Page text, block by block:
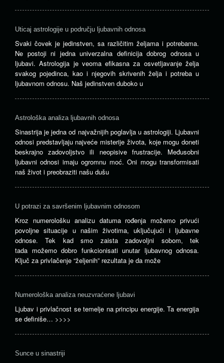
Uticaj astrologije u području ljubavnih odnosa
Svaki čovek je jedinstven, sa različitim željama i potrebama.
Ne postoji ni jedna univerzalna definicija dobrog odnosa u
ljubavi. Astrologija je veoma efikasna za osvetljavanje želja
svakog pojedinca, kao i njegovih skrivenih želja i potreba u
ljubavnom odnosu. Naš jedinstven duboko u
Astrološka analiza ljubavnih odnosa
Sinastrija je jedna od najvažnijih poglavlja u astrologiji. Ljubavni
odnosi predstavljaju najveće misterije života, koje mogu doneti
beskrajno zadovoljstvo ili neopisive frustracije. Međusobni
ljubavni odnosi imaju ogromnu moć. Oni mogu transformisati
naš život i preobraziti našu dušu
U potrazi za savršenim ljubavnim odnosom
Kroz numerološku analizu datuma rođenja možemo privući
povoljne situacije u našim životima, uključujući i ljubavne
odnose. Tek kad smo zaista zadovoljni sobom, tek
tada možemo dobro funkcionisati unutar ljubavnog odnosa.
Ključ za privlačenje “željenih” rezultata je da može
Numerološka analiza neuzvraćene ljubavi
Ljubav i privlačnost se temelje na principu energije. Ta energija
se definiše… >>>>
Sunce u sinastriji